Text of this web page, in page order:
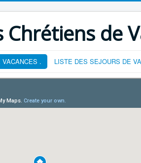
Chrétiens de
. LISTE DES SEJOURS DE